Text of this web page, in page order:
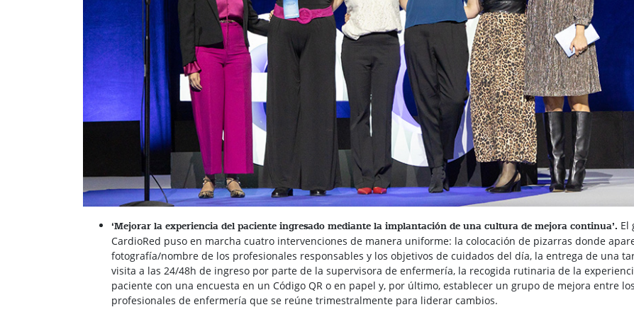
‘Mejorar la experiencia del paciente ingresado mediante la implantación de una cultura de mejora continua’. El
CardioRed puso en marcha cuatro intervenciones de manera uniforme: la colocación de pizarras donde
fotografía/nombre de los profesionales responsables y los objetivos de cuidados del día, la entrega de una
visita a las 24/48h de ingreso por parte de la supervisora de enfermería, la recogida rutinaria de la
paciente con una encuesta en un Código QR o en papel y, por último, establecer un grupo de mejora entre los
profesionales de enfermería que se reúne trimestralmente para liderar cambios.